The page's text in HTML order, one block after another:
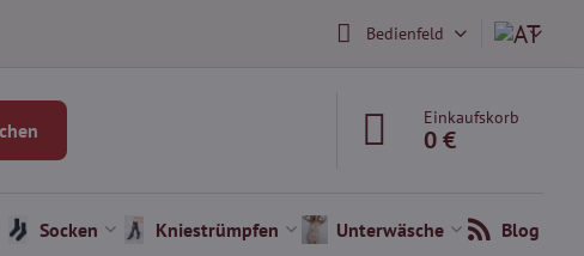
Bedienfeld
Einkaufskorb
0 €
Socken Kniestrümpfen Unterwäsche Blog